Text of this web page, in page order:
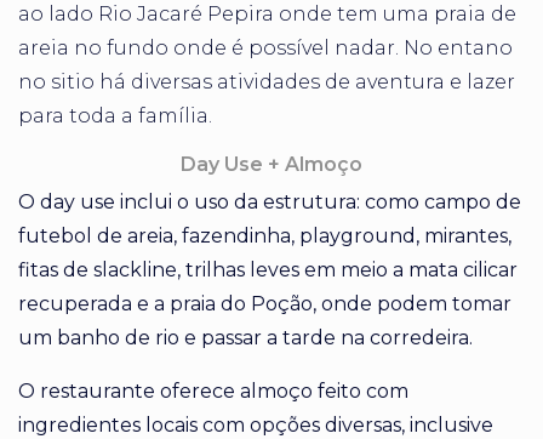
ao lado Rio Jacaré Pepira onde tem uma praia de
areia no fundo onde é possível nadar. No entano
no sitio há diversas atividades de aventura e lazer
para toda a família.
Day Use + Almoço
O day use inclui o uso da estrutura: como campo de
futebol de areia, fazendinha, playground, mirantes,
fitas de slackline, trilhas leves em meio a mata cilicar
recuperada e a praia do Poção, onde podem tomar
um banho de rio e passar a tarde na corredeira.
O restaurante oferece almoço feito com
ingredientes locais com opções diversas, inclusive